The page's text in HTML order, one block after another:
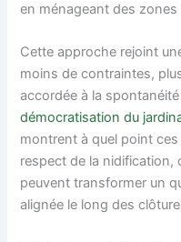
en ménageant des
Cette approche rejoint
moins de contraintes,
accordée à la
démocratisation du
montrent à quel point
respect de la nidification,
peuvent transformer un
alignée le long des